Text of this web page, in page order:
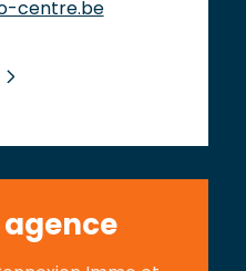
centre.be